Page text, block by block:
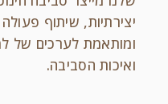
יצירתיות, שיתוף
ומותאמת לערכים של
ואיכות הסביבה.